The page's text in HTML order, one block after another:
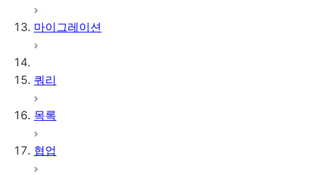
Apache Iceberg™ 테이블
동적 테이블
마이그레이션
쿼리
목록
협업